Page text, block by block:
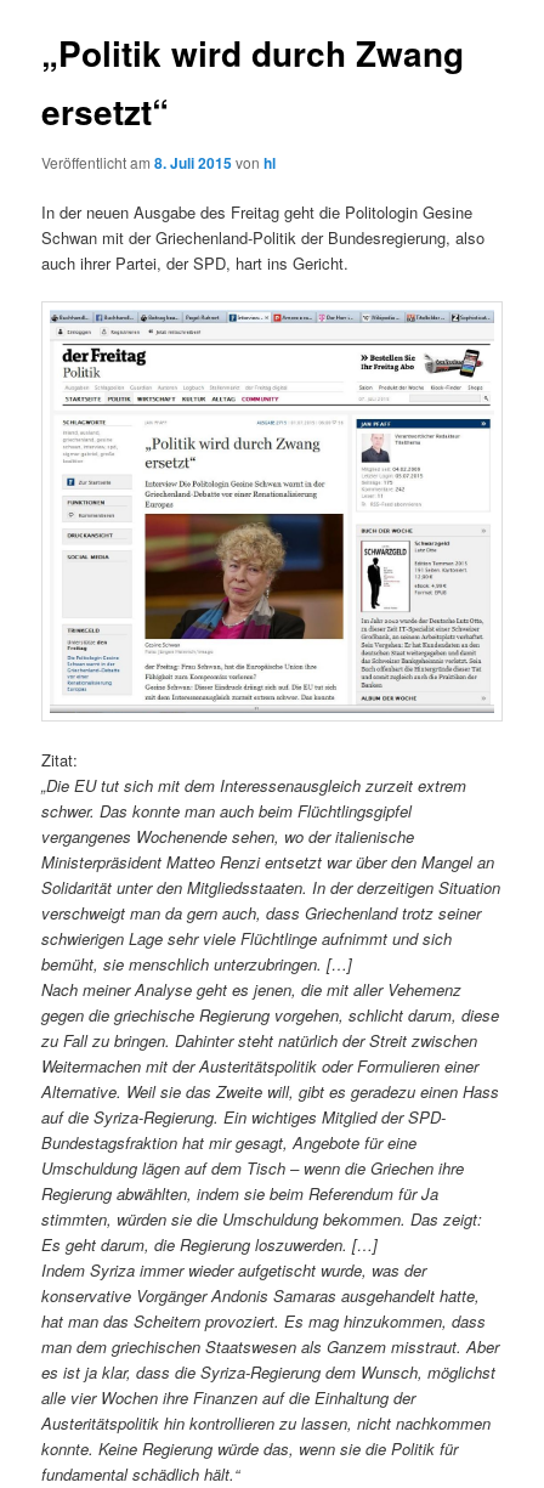
„Politik wird durch Zwang
ersetzt“
Veröffentlicht am8. Juli 2015vonhl
In der neuen Ausgabe des Freitag geht die Politologin Gesine
Schwan mit der Griechenland-Politik der Bundesregierung, also
auch ihrer Partei, der SPD, hart ins Gericht.
Zitat:
„Die EU tut sich mit dem Interessenausgleich zurzeit extrem
schwer. Das konnte man auch beim Flüchtlingsgipfel
vergangenes Wochenende sehen, wo der italienische
Ministerpräsident Matteo Renzi entsetzt war über den Mangel an
Solidarität unter den Mitgliedsstaaten. In der derzeitigen Situation
verschweigt man da gern auch, dass Griechenland trotz seiner
schwierigen Lage sehr viele Flüchtlinge aufnimmt und sich
bemüht, sie menschlich unterzubringen. […]
Nach meiner Analyse geht es jenen, die mit aller Vehemenz
gegen die griechische Regierung vorgehen, schlicht darum, diese
zu Fall zu bringen. Dahinter steht natürlich der Streit zwischen
Weitermachen mit der Austeritätspolitik oder Formulieren einer
Alternative. Weil sie das Zweite will, gibt es geradezu einen Hass
auf die Syriza-Regierung. Ein wichtiges Mitglied der SPD-
Bundestagsfraktion hat mir gesagt, Angebote für eine
Umschuldung lägen auf dem Tisch – wenn die Griechen ihre
Regierung abwählten, indem sie beim Referendum für Ja
stimmten, würden sie die Umschuldung bekommen. Das zeigt:
Es geht darum, die Regierung loszuwerden. […]
Indem Syriza immer wieder aufgetischt wurde, was der
konservative Vorgänger Andonis Samaras ausgehandelt hatte,
hat man das Scheitern provoziert. Es mag hinzukommen, dass
man dem griechischen Staatswesen als Ganzem misstraut. Aber
es ist ja klar, dass die Syriza-Regierung dem Wunsch, möglichst
alle vier Wochen ihre Finanzen auf die Einhaltung der
Austeritätspolitik hin kontrollieren zu lassen, nicht nachkommen
konnte. Keine Regierung würde das, wenn sie die Politik für
fundamental schädlich hält.“